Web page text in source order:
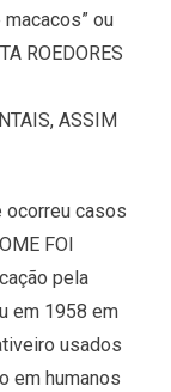
ou
ROEDORES
ASSIM
ocorreu casos
FOI
pela
em 1958 em
usados
em humanos